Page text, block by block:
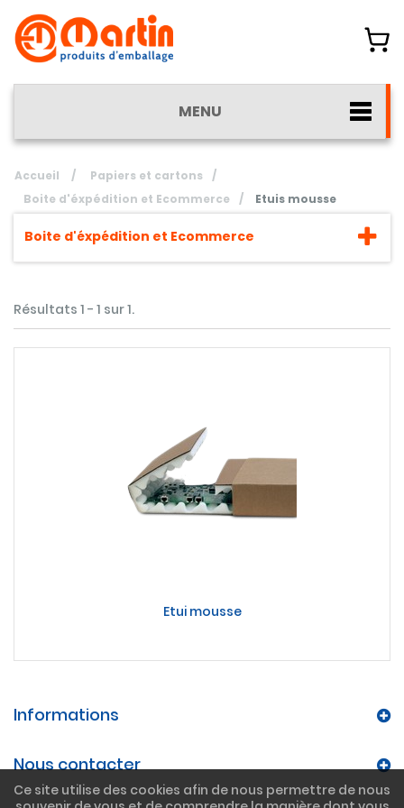
MENU
Accueil / Papiers et cartons
/
Boite d'éxpédition et Ecommerce
/ Etuis mousse
Boite d'éxpédition et Ecommerce
Résultats 1 - 1 sur 1.
Etui mousse
Informations
Nous contacter
Ce site utilise des cookies afin de nous permettre de nous